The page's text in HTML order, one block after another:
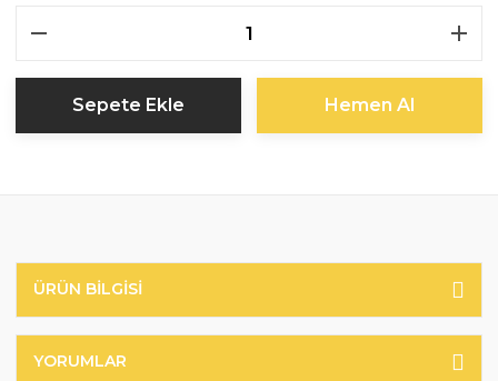
Sepete Ekle Hemen Al
ÜRÜN BILGISI
YORUMLAR